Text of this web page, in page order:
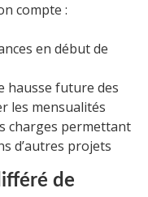
compte :
en début de
hausse future des
les mensualités
charges permettant
d’autres projets
de